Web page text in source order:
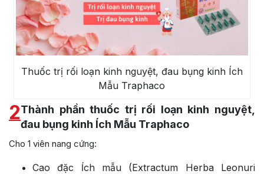
Thuốc trị rối loạn kinh nguyệt, đau bụng kinh Ích
Mẫu Traphaco
2Thành phần thuốc trị rối loạn kinh nguyệt,
đau bụng kinh Ích Mẫu Traphaco
Cho 1 viên nang cứng:
Cao đặc ĺch mẫu (Extractum Herba Leonuri